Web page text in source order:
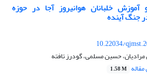
آموزش خلبانان هوانیروز آجا در حوزه
جنگ‌ آینده
10.22034/
حسین مسلمی، گودرز تافته
1.58 M